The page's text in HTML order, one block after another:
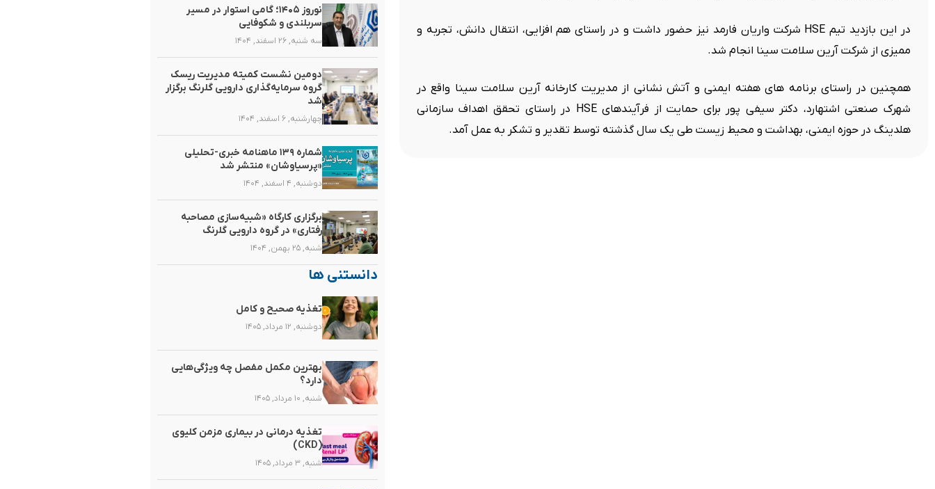
در این بازدید تیم HSE شرکت واریان فارمد نیز حضور داشت و در راستای هم افزایی، انتقال دانش، تجربه و
ممیزی از شرکت آرین سلامت سینا انجام شد.
همچنین در راستای برنامه های هفته ایمنی و آتش نشانی از مدیریت کارخانه آرین سلامت سینا واقع در
شهرک صنعتی اشتهارد، دکتر سیفی پور برای حمایت از فرآیندهای HSE در راستای تحقق اهداف سازمانی
هلدینگ در حوزه ایمنی، بهداشت و محیط زیست طی یک سال گذشته توسط تقدیر و تشکر به عمل آمد.
نوروز ۱۴۰۵؛ گامی استوار در مسیر
سربلندی و شکوفایی
سه شنبه, ۲۶ اسفند, ۱۴۰۴
دومین نشست کمیته مدیریت ریسک
گروه سرمایه‌گذاری دارویی گلرنگ برگزار
شد
چهارشنبه, ۶ اسفند, ۱۴۰۴
شماره ۱۳۹ ماهنامه خبری-تحلیلی
«پرسیاوشان» منتشر شد
دوشنبه, ۴ اسفند, ۱۴۰۴
برگزاری کارگاه «شبیه‌سازی مصاحبه
رفتاری» در گروه دارویی گلرنگ
شنبه, ۲۵ بهمن, ۱۴۰۴
دانستنی ها
تغذیه صحیح و کامل
دوشنبه, ۱۲ مرداد, ۱۴۰۵
بهترین مکمل مفصل چه ویژگی‌هایی
دارد؟
شنبه, ۱۰ مرداد, ۱۴۰۵
تغذیه‌ درمانی در بیماری مزمن کلیوی
(CKD)
شنبه, ۳ مرداد, ۱۴۰۵